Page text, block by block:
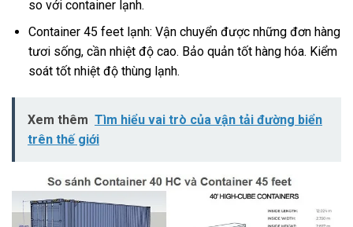
so với container lạnh.
Container 45 feet lạnh: Vận chuyển được những đơn hàng
tươi sống, cần nhiệt độ cao. Bảo quản tốt hàng hóa. Kiểm
soát tốt nhiệt độ thùng lạnh.
Xem thêm Tìm hiểu vai trò của vận tải đường biển
trên thế giới